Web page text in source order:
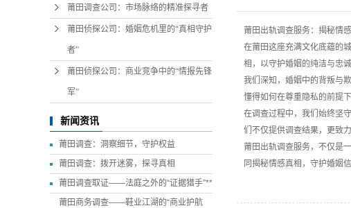
莆田调查公司：市场脉络的精准探寻者
莆田侦探公司：婚姻危机里的“真相守护
者”
莆田侦探公司：商业竞争中的“情报先锋
军”
新闻资讯
莆田调查：洞察细节，守护权益
莆田调查：拨开迷雾，探寻真相
莆田调查取证——法庭之外的“证据猎手”**
莆田商务调查——鞋业江湖的“商业护航
莆田出轨调查服务：揭秘情
在莆田这座充满文化底蕴的
相，以守护婚姻的纯洁与忠
我们深知，婚姻中的背叛与
懂得如何在尊重隐私的前提
在调查过程中，我们始终坚
们不仅提供调查结果，更致
莆田出轨调查服务，不仅是
同揭秘情感真相，守护婚姻